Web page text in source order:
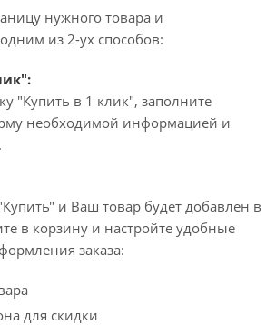
нужного товара и
из 2-ух способов:
"Купить в 1 клик", заполните
необходимой информацией и
и Ваш товар будет добавлен в
в корзину и настройте удобные
заказа:
для скидки